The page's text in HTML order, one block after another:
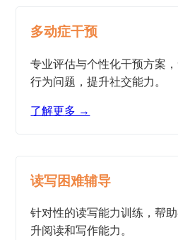
多动症干预
专业评估与个性化干预方案
行为问题，提升社交能力。
了解更多 →
读写困难辅导
针对性的读写能力训练，帮
升阅读和写作能力。